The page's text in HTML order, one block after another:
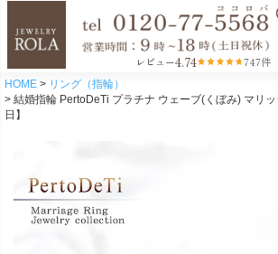
レビュー4.74 747件
HOME
リング（指輪）
結婚指輪 PertoDeTi プラチナ ウェーブ(くぼみ) マリ
日】